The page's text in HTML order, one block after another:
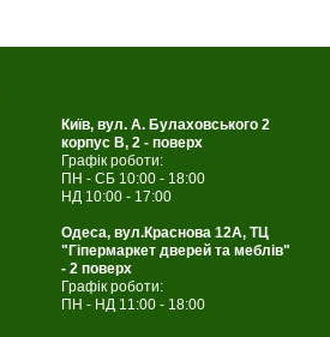
Київ, вул. А. Булаховського 2
корпус B, 2 - поверх
Графік роботи:
ПН - СБ 10:00 - 18:00
НД 10:00 - 17:00
Одеса, вул.Краснова 12А, ТЦ
"Гіпермаркет дверей та меблів"
- 2 поверх
Графік роботи:
ПН - НД 11:00 - 18:00